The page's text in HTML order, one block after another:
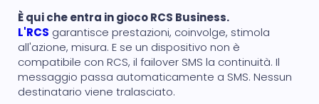
È qui che entra in gioco RCS Business.
L'RCS garantisce prestazioni, coinvolge, stimola
all'azione, misura. E se un dispositivo non è
compatibile con RCS, il failover SMS la continuità. Il
messaggio passa automaticamente a SMS. Nessun
destinatario viene tralasciato.